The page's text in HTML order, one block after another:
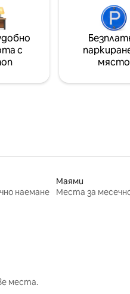
с
място
наемане
Маями
Места за
места.